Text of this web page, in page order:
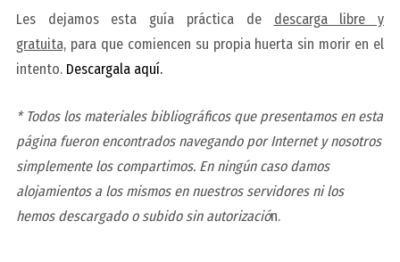
Les dejamos esta guía práctica de descarga libre y
gratuita,para que comiencen su propia huerta sin morir en el
intento.Descargala aquí.
* Todos los materiales bibliográficos que presentamos en esta
página fueron encontrados navegando por Internet y nosotros
simplemente los compartimos. En ningún caso damos
alojamientos a los mismos en nuestros servidores ni los
hemos descargado o subido sin autorización.